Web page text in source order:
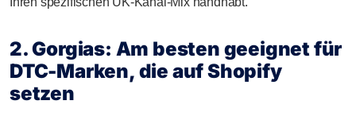
2. Gorgias: Am besten geeignet für
DTC-Marken, die auf Shopify
setzen